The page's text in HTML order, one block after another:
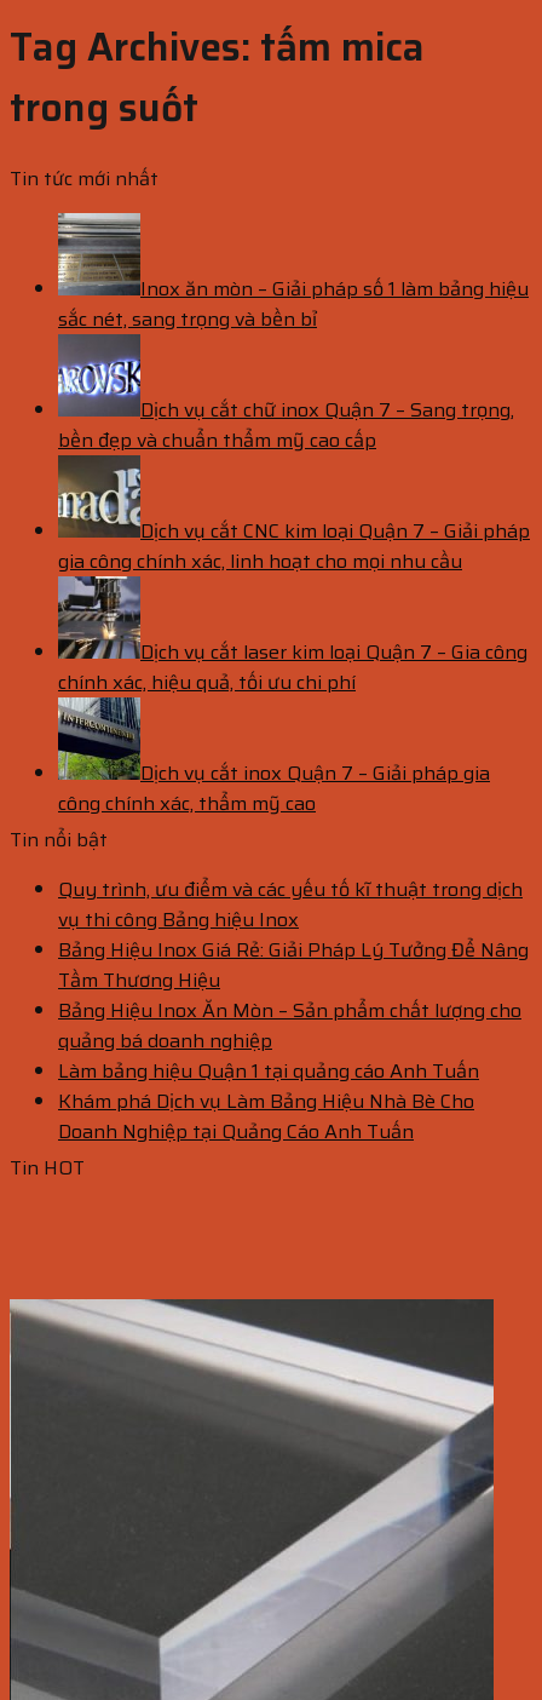
Tag Archives: tấm mica
trong suốt
Tin tức mới nhất
Inox ăn mòn – Giải pháp số 1 làm bảng hiệu
sắc nét, sang trọng và bền bỉ
Dịch vụ cắt chữ inox Quận 7 – Sang trọng,
bền đẹp và chuẩn thẩm mỹ cao cấp
Dịch vụ cắt CNC kim loại Quận 7 – Giải pháp
gia công chính xác, linh hoạt cho mọi nhu cầu
Dịch vụ cắt laser kim loại Quận 7 – Gia công
chính xác, hiệu quả, tối ưu chi phí
Dịch vụ cắt inox Quận 7 – Giải pháp gia
công chính xác, thẩm mỹ cao
Tin nổi bật
Quy trình, ưu điểm và các yếu tố kĩ thuật trong dịch
vụ thi công Bảng hiệu Inox
Bảng Hiệu Inox Giá Rẻ: Giải Pháp Lý Tưởng Để Nâng
Tầm Thương Hiệu
Bảng Hiệu Inox Ăn Mòn – Sản phẩm chất lượng cho
quảng bá doanh nghiệp
Làm bảng hiệu Quận 1 tại quảng cáo Anh Tuấn
Khám phá Dịch vụ Làm Bảng Hiệu Nhà Bè Cho
Doanh Nghiệp tại Quảng Cáo Anh Tuấn
Tin HOT